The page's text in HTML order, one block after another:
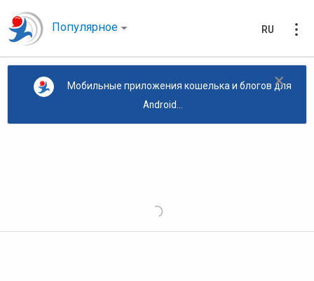
Популярное RU
×
Мобильные приложения кошелька и блогов для
Android...